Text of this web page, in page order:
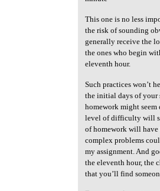
This one is no less
the risk of sounding
generally receive the
the ones who begin
eleventh hour.
Such practices won’t
the initial days of your
homework might seem
level of difficulty will
of homework will have
complex problems
my assignment. And
the eleventh hour, the
that you’ll find